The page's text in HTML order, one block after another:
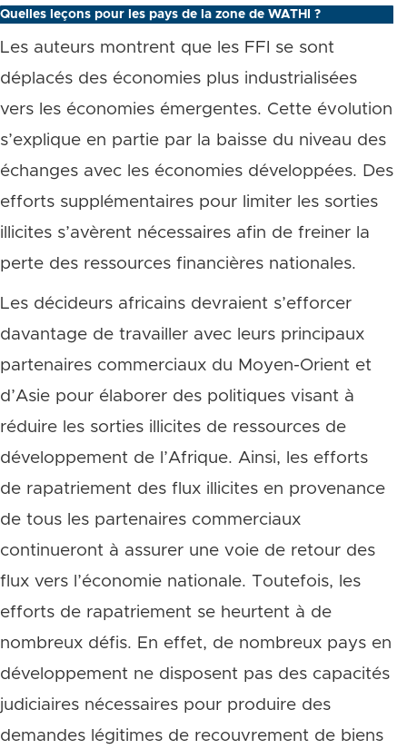
Quelles leçons pour les pays de la zone de WATHI ?
Les auteurs montrent que les FFI se sont
déplacés des économies plus industrialisées
vers les économies émergentes. Cette évolution
s’explique en partie par la baisse du niveau des
échanges avec les économies développées. Des
efforts supplémentaires pour limiter les sorties
illicites s’avèrent nécessaires afin de freiner la
perte des ressources financières nationales.
Les décideurs africains devraient s’efforcer
davantage de travailler avec leurs principaux
partenaires commerciaux du Moyen-Orient et
d’Asie pour élaborer des politiques visant à
réduire les sorties illicites de ressources de
développement de l’Afrique. Ainsi, les efforts
de rapatriement des flux illicites en provenance
de tous les partenaires commerciaux
continueront à assurer une voie de retour des
flux vers l’économie nationale. Toutefois, les
efforts de rapatriement se heurtent à de
nombreux défis. En effet, de nombreux pays en
développement ne disposent pas des capacités
judiciaires nécessaires pour produire des
demandes légitimes de recouvrement de biens